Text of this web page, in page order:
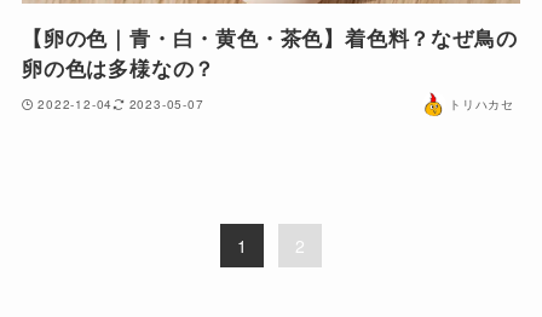
【卵の色｜青・白・黄色・茶色】着色料？なぜ鳥の
卵の色は多様なの？
2022-12-04 2023-05-07 トリハカセ
1 2